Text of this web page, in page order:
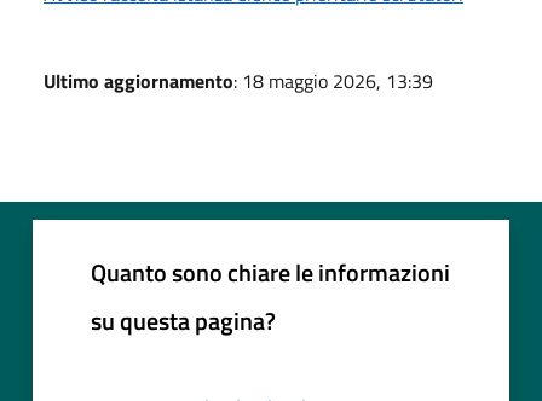
Ultimo aggiornamento: 18 maggio 2026, 13:39
Quanto sono chiare le informazioni
su questa pagina?